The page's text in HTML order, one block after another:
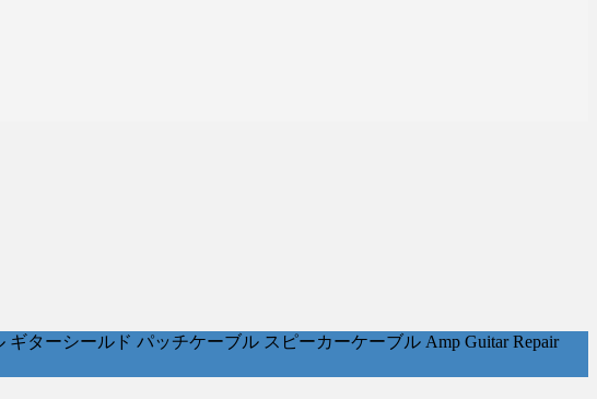
ターシールド パッチケーブル スピーカーケーブル Amp Guitar Repair